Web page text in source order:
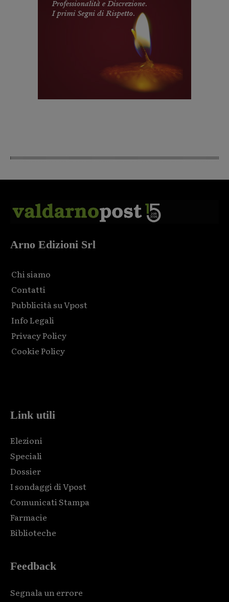
Arno Edizioni Srl
Chi siamo
Contatti
Pubblicità su Vpost
Info Legali
Privacy Policy
Cookie Policy
Link utili
Elezioni
Speciali
Dossier
I sondaggi di Vpost
Comunicati Stampa
Farmacie
Biblioteche
Feedback
Segnala un errore